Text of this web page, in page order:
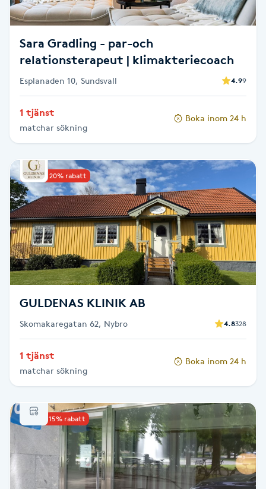
Ny frisyr
Olaplex
Ombre
Ombre brows
Ombre naglar
Optiker
Ortobionomi
Ortopedi
Paraffinbehandling
Pedikyr
Pensionärklippning
Permanent
Sara Gradling - par-och
relationsterapeut | klimakteriecoach
Esplanaden 10, Sundsvall 4.99
1 tjänst
matchar sökning
Boka inom 24 h
Upp till 20% rabatt
GULDENAS KLINIK AB
Skomakaregatan 62, Nybro 4.8328
1 tjänst
matchar sökning
Boka inom 24 h
Upp till 15% rabatt